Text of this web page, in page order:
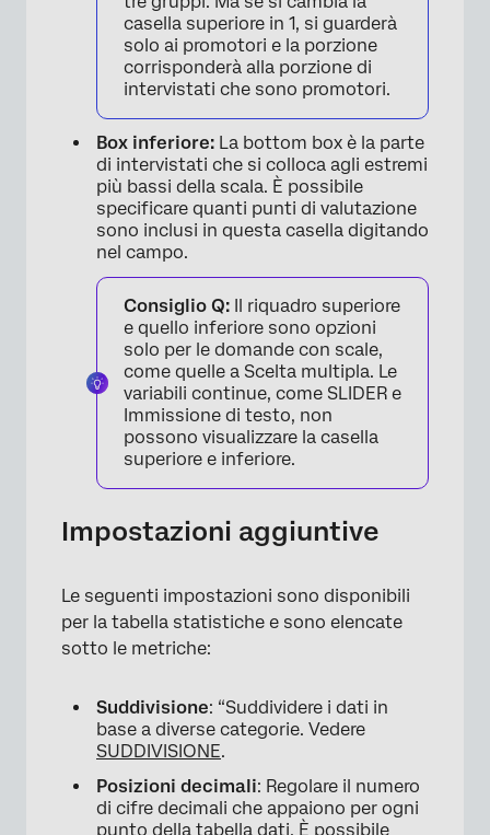
casella superiore in 1, si guarderà
solo ai promotori e la porzione
corrisponderà alla porzione di
intervistati che sono promotori.
Box inferiore: La bottom box è la parte
di intervistati che si colloca agli estremi
più bassi della scala. È possibile
specificare quanti punti di valutazione
sono inclusi in questa casella digitando
nel campo.
Consiglio Q: Il riquadro superiore
e quello inferiore sono opzioni
solo per le domande con scale,
come quelle a Scelta multipla. Le
variabili continue, come SLIDER e
Immissione di testo, non
possono visualizzare la casella
superiore e inferiore.
Impostazioni aggiuntive
Le seguenti impostazioni sono disponibili
per la tabella statistiche e sono elencate
sotto le metriche:
Suddivisione: “Suddividere i dati in
base a diverse categorie. Vedere
SUDDIVISIONE.
Posizioni decimali: Regolare il numero
di cifre decimali che appaiono per ogni
punto della tabella dati. È possibile